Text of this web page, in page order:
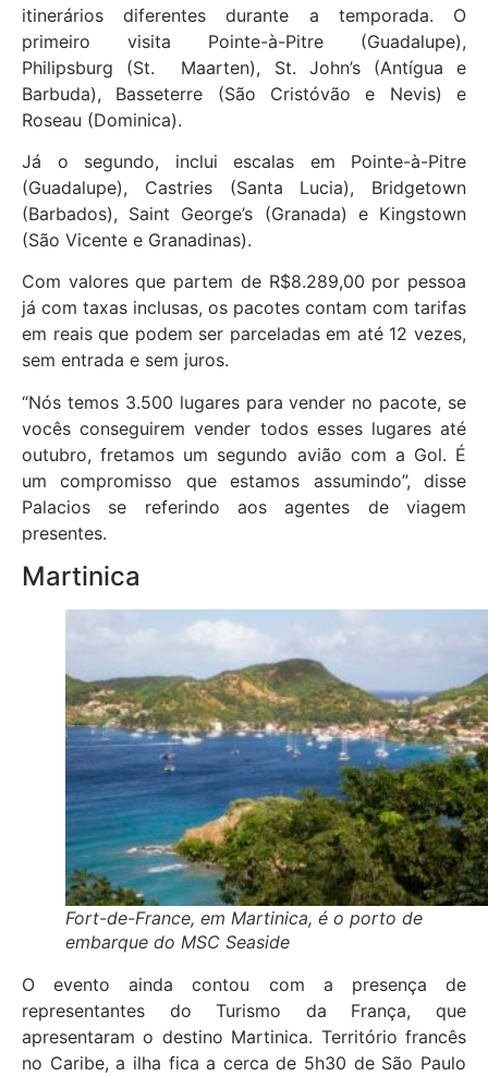
itinerários diferentes durante a temporada. O
primeiro visita Pointe-à-Pitre (Guadalupe),
Philipsburg (St. Maarten), St. John’s (Antígua e
Barbuda), Basseterre (São Cristóvão e Nevis) e
Roseau (Dominica).
Já o segundo, inclui escalas em Pointe-à-Pitre
(Guadalupe), Castries (Santa Lucia), Bridgetown
(Barbados), Saint George’s (Granada) e Kingstown
(São Vicente e Granadinas).
Com valores que partem de R$8.289,00 por pessoa
já com taxas inclusas, os pacotes contam com tarifas
em reais que podem ser parceladas em até 12 vezes,
sem entrada e sem juros.
“Nós temos 3.500 lugares para vender no pacote, se
vocês conseguirem vender todos esses lugares até
outubro, fretamos um segundo avião com a Gol. É
um compromisso que estamos assumindo”, disse
Palacios se referindo aos agentes de viagem
presentes.
Martinica
Fort-de-France, em Martinica, é o porto de
embarque do MSC Seaside
O evento ainda contou com a presença de
representantes do Turismo da França, que
apresentaram o destino Martinica. Território francês
no Caribe, a ilha fica a cerca de 5h30 de São Paulo